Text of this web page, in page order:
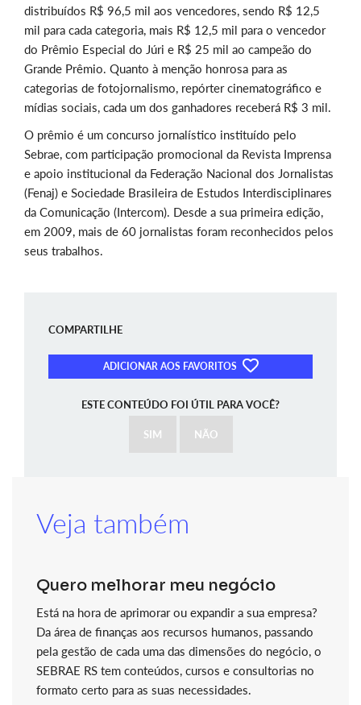
distribuídos R$ 96,5 mil aos vencedores, sendo R$ 12,5
mil para cada categoria, mais R$ 12,5 mil para o vencedor
do Prêmio Especial do Júri e R$ 25 mil ao campeão do
Grande Prêmio. Quanto à menção honrosa para as
categorias de fotojornalismo, repórter cinematográfico e
mídias sociais, cada um dos ganhadores receberá R$ 3 mil.
O prêmio é um concurso jornalístico instituído pelo
Sebrae, com participação promocional da Revista Imprensa
e apoio institucional da Federação Nacional dos Jornalistas
(Fenaj) e Sociedade Brasileira de Estudos Interdisciplinares
da Comunicação (Intercom). Desde a sua primeira edição,
em 2009, mais de 60 jornalistas foram reconhecidos pelos
seus trabalhos.
COMPARTILHE
ADICIONAR AOS FAVORITOS
ESTE CONTEÚDO FOI ÚTIL PARA VOCÊ?
SIM NÃO
Veja também
Quero melhorar meu negócio
Está na hora de aprimorar ou expandir a sua empresa?
Da área de finanças aos recursos humanos, passando
pela gestão de cada uma das dimensões do negócio, o
SEBRAE RS tem conteúdos, cursos e consultorias no
formato certo para as suas necessidades.